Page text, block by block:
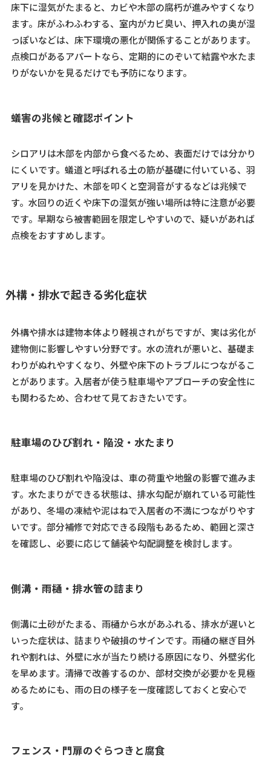
床下に湿気がたまると、カビや木部の腐朽が進みやすくなり
ます。床がふわふわする、室内がカビ臭い、押入れの奥が湿
っぽいなどは、床下環境の悪化が関係することがあります。
点検口があるアパートなら、定期的にのぞいて結露や水たま
りがないかを見るだけでも予防になります。
蟻害の兆候と確認ポイント
シロアリは木部を内部から食べるため、表面だけでは分かり
にくいです。蟻道と呼ばれる土の筋が基礎に付いている、羽
アリを見かけた、木部を叩くと空洞音がするなどは兆候で
す。水回りの近くや床下の湿気が強い場所は特に注意が必要
です。早期なら被害範囲を限定しやすいので、疑いがあれば
点検をおすすめします。
外構・排水で起きる劣化症状
外構や排水は建物本体より軽視されがちですが、実は劣化が
建物側に影響しやすい分野です。水の流れが悪いと、基礎ま
わりがぬれやすくなり、外壁や床下のトラブルにつながるこ
とがあります。入居者が使う駐車場やアプローチの安全性に
も関わるため、合わせて見ておきたいです。
駐車場のひび割れ・陥没・水たまり
駐車場のひび割れや陥没は、車の荷重や地盤の影響で進みま
す。水たまりができる状態は、排水勾配が崩れている可能性
があり、冬場の凍結や泥はねで入居者の不満につながりやす
いです。部分補修で対応できる段階もあるため、範囲と深さ
を確認し、必要に応じて舗装や勾配調整を検討します。
側溝・雨樋・排水管の詰まり
側溝に土砂がたまる、雨樋から水があふれる、排水が遅いと
いった症状は、詰まりや破損のサインです。雨樋の継ぎ目外
れや割れは、外壁に水が当たり続ける原因になり、外壁劣化
を早めます。清掃で改善するのか、部材交換が必要かを見極
めるためにも、雨の日の様子を一度確認しておくと安心で
す。
フェンス・門扉のぐらつきと腐食